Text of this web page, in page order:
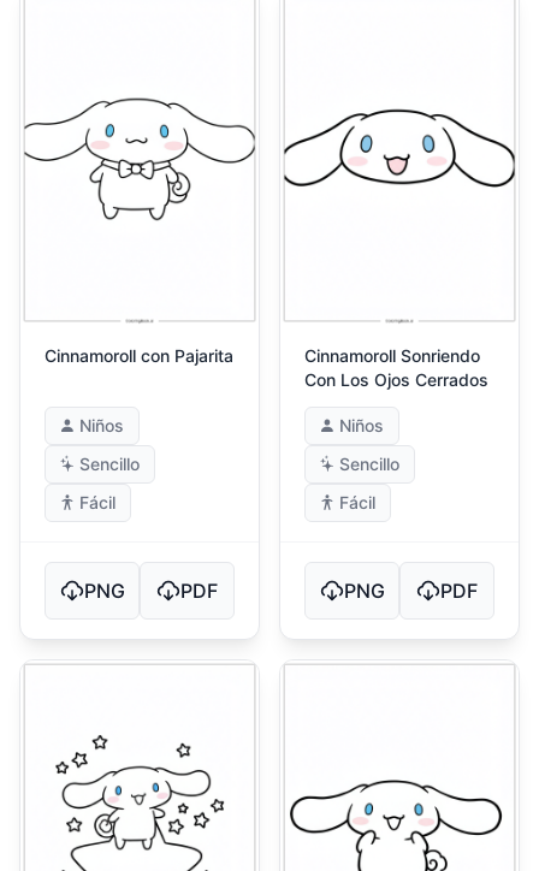
Cinnamoroll con Pajarita
Niños
Sencillo
Fácil
PNG PDF
Cinnamoroll Sonriendo
Con Los Ojos Cerrados
Niños
Sencillo
Fácil
PNG PDF